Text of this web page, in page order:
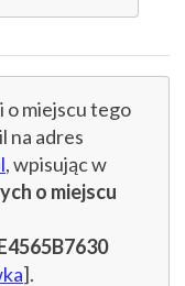
o miejscu tego
na adres
, wpisując w
o miejscu
].